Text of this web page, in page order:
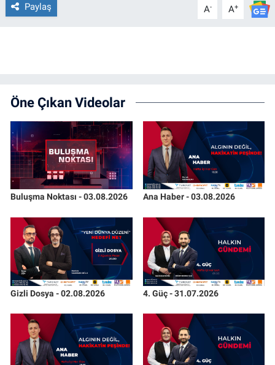
Paylaş A- A+
Öne Çıkan Videolar
Buluşma Noktası - 03.08.2026 Ana Haber - 03.08.2026
Gizli Dosya - 02.08.2026 4. Güç - 31.07.2026